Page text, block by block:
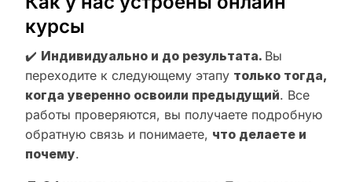
курсы
✔️ Индивидуально и до результата. Вы
переходите к следующему этапу только тогда,
когда уверенно освоили предыдущий. Все
работы проверяются, вы получаете подробную
обратную связь и понимаете, что делаете и
почему.